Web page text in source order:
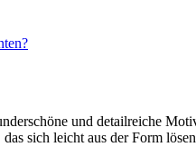
und detailreiche
sich leicht aus der Form